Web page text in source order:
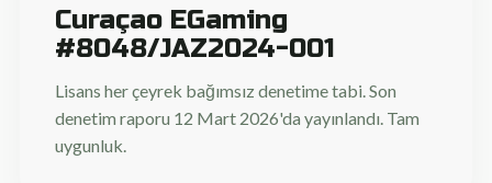
Curaçao EGaming
#8048/JAZ2024-001
Lisans her çeyrek bağımsız denetime tabi. Son
denetim raporu 12 Mart 2026'da yayınlandı. Tam
uygunluk.